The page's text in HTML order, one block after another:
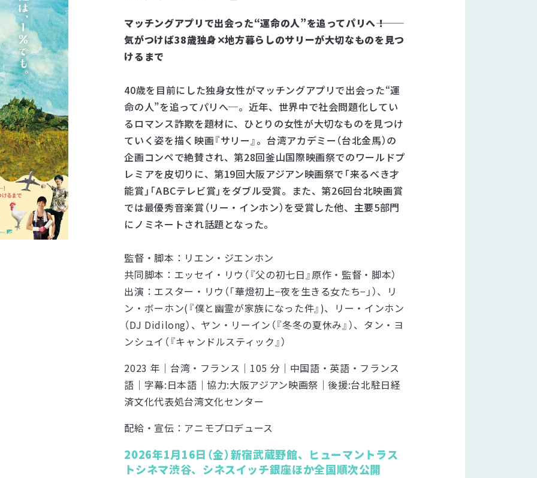
マッチングアプリで出会った“運命の人”を追ってパリへ―――！
気がつけば38歳独身✕地方暮らしのサリーが大切なものを見つ
けるまで
40歳を目前にした独身女性がマッチングアプリで出会った“運
命の人”を追ってパリへ─。近年、世界中で社会問題化してい
るロマンス詐欺を題材に、ひとりの女性が大切なものを見つけ
ていく姿を描く映画『サリー』。台湾アカデミー（台北金馬）の
企画コンペで絶賛され、第28回釜山国際映画祭でのワールドプ
レミアを皮切りに、第19回大阪アジアン映画祭で「来るべき才
能賞」「ABCテレビ賞」をダブル受賞。また、第26回台北映画賞
では最優秀音楽賞（リー・インホン）を受賞した他、主要5部門
にノミネートされ話題となった。
監督・脚本：リエン・ジエンホン
共同脚本：エッセイ・リウ（『父の初七日』原作・監督・脚本）
出演：エスター・リウ（「華燈初上−夜を生きる女たち−」）、リ
ン・ボーホン(『僕と幽霊が家族になった件』)、リー・インホン
（DJ Didilong）、ヤン・リーイン（『冬冬の夏休み』）、タン・ヨ
ンシュイ（『キャンドルスティック』）
2023 年｜台湾・フランス｜105 分｜中国語・英語・フランス
語｜字幕:日本語｜協力:大阪アジアン映画祭｜後援:台北駐日経
済文化代表処台湾文化センター
配給・宣伝：アニモプロデュース
2026年1月16日（金）新宿武蔵野館、ヒューマントラス
トシネマ渋谷、シネスイッチ銀座ほか全国順次公開